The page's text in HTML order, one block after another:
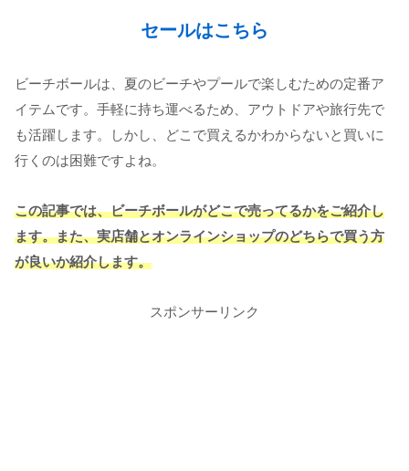
セールはこちら
ビーチボールは、夏のビーチやプールで楽しむための定番ア
イテムです。手軽に持ち運べるため、アウトドアや旅行先で
も活躍します。しかし、どこで買えるかわからないと買いに
行くのは困難ですよね。
この記事では、ビーチボールがどこで売ってるかをご紹介し
ます。また、実店舗とオンラインショップのどちらで買う方
が良いか紹介します。
スポンサーリンク